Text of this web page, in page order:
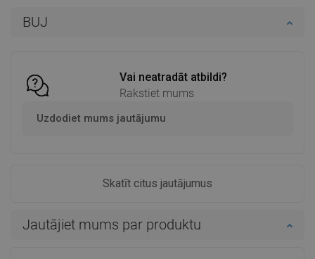
BUJ
Vai neatradāt atbildi?
Rakstiet mums
Uzdodiet mums jautājumu
Skatīt citus jautājumus
Jautājiet mums par produktu